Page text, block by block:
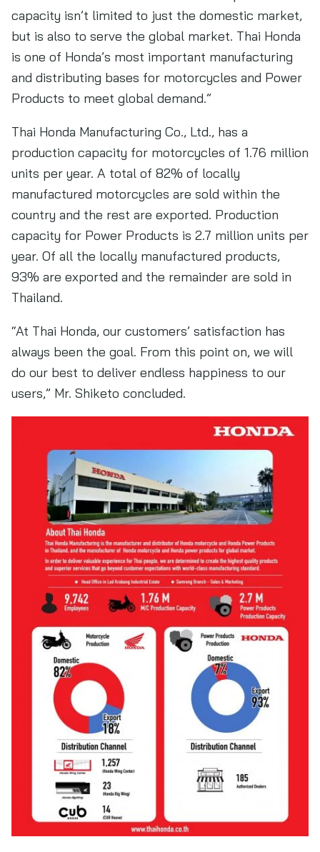
capacity isn’t limited to just the domestic market,
but is also to serve the global market. Thai Honda
is one of Honda’s most important manufacturing
and distributing bases for motorcycles and Power
Products to meet global demand.”
Thai Honda Manufacturing Co., Ltd., has a
production capacity for motorcycles of 1.76 million
units per year. A total of 82% of locally
manufactured motorcycles are sold within the
country and the rest are exported. Production
capacity for Power Products is 2.7 million units per
year. Of all the locally manufactured products,
93% are exported and the remainder are sold in
Thailand.
“At Thai Honda, our customers’ satisfaction has
always been the goal. From this point on, we will
do our best to deliver endless happiness to our
users,” Mr. Shiketo concluded.